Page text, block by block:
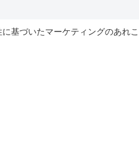
基づいたマーケティングのあれ